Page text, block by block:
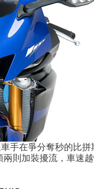
手在爭分奪秒的比拼
則加裝擾流，車速越